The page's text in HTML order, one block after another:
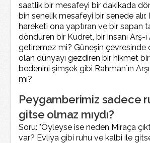
saatlik bir mesafeyi bir dakikada
bin senelik mesafeyi bir senede
hareketi ona yaptıran ve bir sapan
döndüren bir Kudret, bir insanı Arş-
getiremez mi? Güneşin çevresinde
olan dünyayı gezdiren bir hikmet
bedenini şimşek gibi Rahman´ın
mı?
Peygamberimiz sadece
gitse olmaz mıydı?
Soru: "Öyleyse ise neden Miraça
var? Evliya gibi ruhu ve kalbi ile